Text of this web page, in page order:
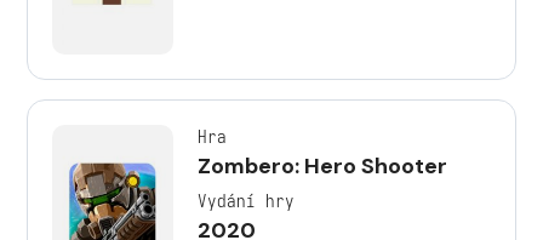
Hra
Zombero: Hero Shooter
Vydání hry
2020